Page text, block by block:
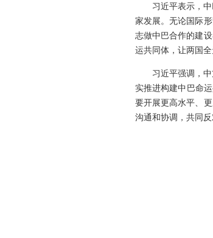
习近平表示，
家发展。无论国际
志做中巴合作的建
运共同体，让两国
习近平强调，
实推进构建中巴命
要开展更高水平、
沟通和协调，共同